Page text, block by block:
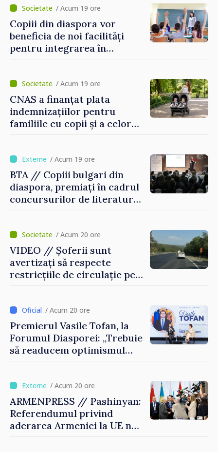
puse în funcțiune
/ Acum 19 ore
Copiii din diaspora vor
beneficia de noi facilități
pentru integrarea în
/ Acum 19 ore
CNAS a finanțat plata
indemnizațiilor pentru
familiile cu copii și a celor
/ Acum 19 ore
BTA // Copiii bulgari din
diaspora, premiați în cadrul
concursurilor de literatură,
Bulgarii din Străinătate
/ Acum 20 ore
VIDEO // Șoferii sunt
avertizați să respecte
restricțiile de circulație pe
reparație/ Acum 20 ore
Premierul Vasile Tofan, la
Forumul Diasporei: „Trebuie
să readucem optimismul
direcția corectă”
/ Acum 20 ore
ARMENPRESS // Pashinyan:
Referendumul privind
aderarea Armeniei la UE nu